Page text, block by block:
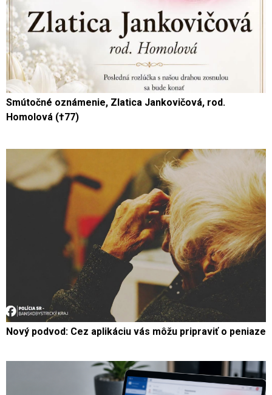
Smútočné oznámenie, Zlatica Jankovičová, rod.
Homolová (†77)
Nový podvod: Cez aplikáciu vás môžu pripraviť o peniaze